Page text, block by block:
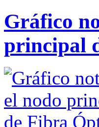
Gráfico
principal